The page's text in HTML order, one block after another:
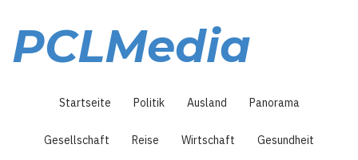
Inhalt
PCLMedia
Startseite Politik Ausland Panorama
Gesellschaft Reise Wirtschaft Gesundheit